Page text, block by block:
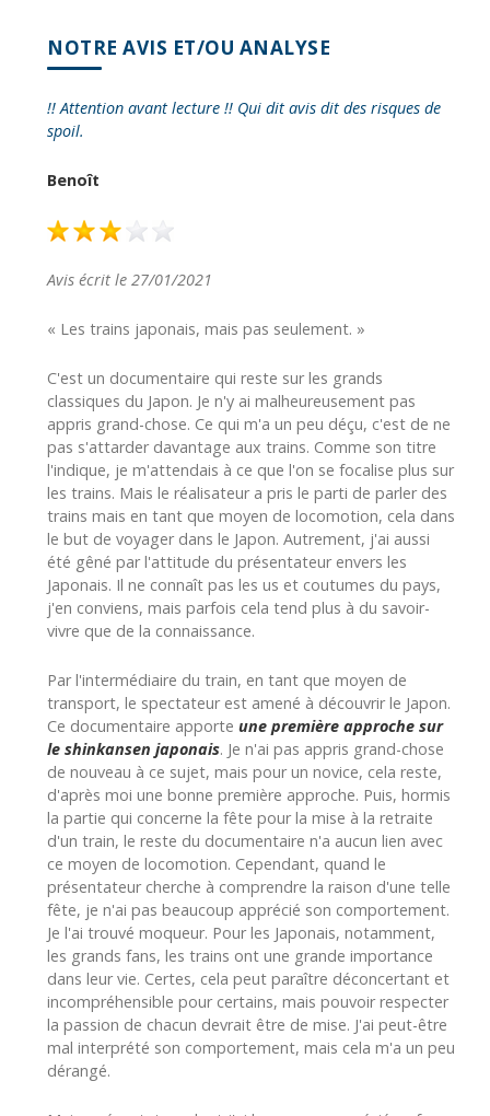
NOTRE AVIS ET/OU ANALYSE
!! Attention avant lecture !! Qui dit avis dit des risques de
spoil.
Benoît
Avis écrit le 27/01/2021
« Les trains japonais, mais pas seulement. »
C'est un documentaire qui reste sur les grands
classiques du Japon. Je n'y ai malheureusement pas
appris grand-chose. Ce qui m'a un peu déçu, c'est de ne
pas s'attarder davantage aux trains. Comme son titre
l'indique, je m'attendais à ce que l'on se focalise plus sur
les trains. Mais le réalisateur a pris le parti de parler des
trains mais en tant que moyen de locomotion, cela dans
le but de voyager dans le Japon. Autrement, j'ai aussi
été gêné par l'attitude du présentateur envers les
Japonais. Il ne connaît pas les us et coutumes du pays,
j'en conviens, mais parfois cela tend plus à du savoir-
vivre que de la connaissance.
Par l'intermédiaire du train, en tant que moyen de
transport, le spectateur est amené à découvrir le Japon.
Ce documentaire apporte une première approche sur
le shinkansen japonais. Je n'ai pas appris grand-chose
de nouveau à ce sujet, mais pour un novice, cela reste,
d'après moi une bonne première approche. Puis, hormis
la partie qui concerne la fête pour la mise à la retraite
d'un train, le reste du documentaire n'a aucun lien avec
ce moyen de locomotion. Cependant, quand le
présentateur cherche à comprendre la raison d'une telle
fête, je n'ai pas beaucoup apprécié son comportement.
Je l'ai trouvé moqueur. Pour les Japonais, notamment,
les grands fans, les trains ont une grande importance
dans leur vie. Certes, cela peut paraître déconcertant et
incompréhensible pour certains, mais pouvoir respecter
la passion de chacun devrait être de mise. J'ai peut-être
mal interprété son comportement, mais cela m'a un peu
dérangé.